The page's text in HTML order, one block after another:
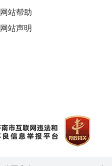
网站帮助
网站声明